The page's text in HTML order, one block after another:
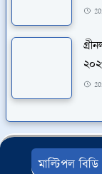
মাল্টিপল